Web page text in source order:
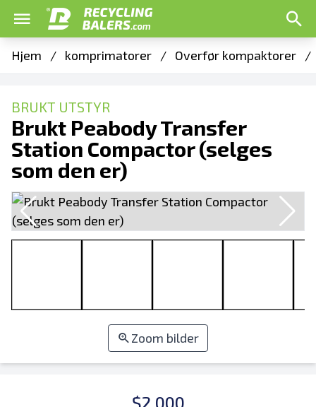
Hjem / komprimatorer / Overfør kompaktorer /
BRUKT UTSTYR
Brukt Peabody Transfer
Station Compactor (selges
som den er)
Zoom bilder
$2,000